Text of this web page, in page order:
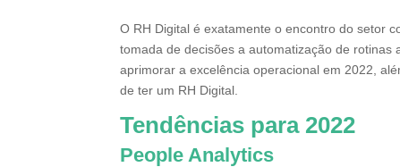
O RH Digital é exatamente o encontro do setor
tomada de decisões a automatização de rotinas
aprimorar a excelência operacional em 2022,
de ter um RH Digital.
Tendências para 2022
People Analytics